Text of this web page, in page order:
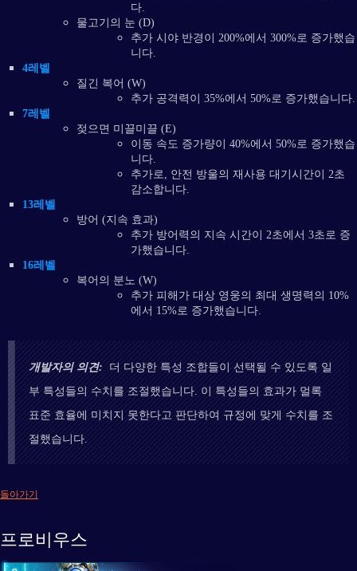
다.
물고기의 눈 (D)
추가 시야 반경이 200%에서 300%로 증가했습
니다.
4레벨
질긴 복어 (W)
추가 공격력이 35%에서 50%로 증가했습니다.
7레벨
젖으면 미끌미끌 (E)
이동 속도 증가량이 40%에서 50%로 증가했습
니다.
추가로, 안전 방울의 재사용 대기시간이 2초
감소합니다.
13레벨
방어 (지속 효과)
추가 방어력의 지속 시간이 2초에서 3초로 증
가했습니다.
16레벨
복어의 분노 (W)
추가 피해가 대상 영웅의 최대 생명력의 10%
에서 15%로 증가했습니다.
개발자의 의견: 더 다양한 특성 조합들이 선택될 수 있도록 일
부 특성들의 수치를 조절했습니다. 이 특성들의 효과가 멀록
표준 효율에 미치지 못한다고 판단하여 규정에 맞게 수치를 조
절했습니다.
돌아가기
프로비우스